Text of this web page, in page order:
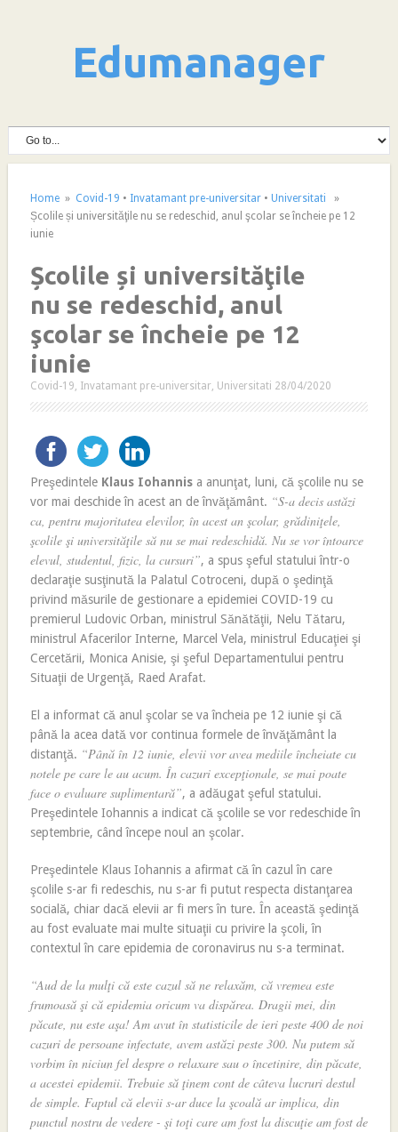
Edumanager
Home» Covid-19 • Invatamant pre-universitar• Universitati »
Școlile și universităţile nu se redeschid, anul şcolar se încheie pe 12
iunie
Școlile și universităţile
nu se redeschid, anul
şcolar se încheie pe 12
iunie
Covid-19, Invatamant pre-universitar, Universitati 28/04/2020
Preşedintele Klaus Iohannisa anunţat, luni, că şcolile nu se
vor mai deschide în acest an de învăţământ. “S-a decis astăzi
ca, pentru majoritatea elevilor, în acest an şcolar, grădiniţele,
şcolile şi universităţile să nu se mai redeschidă. Nu se vor întoarce
elevul, studentul, fizic, la cursuri”, a spus şeful statului într-o
declaraţie susţinută la Palatul Cotroceni, după o şedinţă
privind măsurile de gestionare a epidemiei COVID-19 cu
premierul Ludovic Orban, ministrul Sănătăţii, Nelu Tătaru,
ministrul Afacerilor Interne, Marcel Vela, ministrul Educaţiei şi
Cercetării, Monica Anisie, şi şeful Departamentului pentru
Situaţii de Urgenţă, Raed Arafat.
El a informat că anul şcolar se va încheia pe 12 iunie şi că
până la acea dată vor continua formele de învăţământ la
distanţă. “Până în 12 iunie, elevii vor avea mediile încheiate cu
notele pe care le au acum. În cazuri excepţionale, se mai poate
face o evaluare suplimentară”, a adăugat şeful statului.
Preşedintele Iohannis a indicat că şcolile se vor redeschide în
septembrie, când începe noul an şcolar.
Preşedintele Klaus Iohannis a afirmat că în cazul în care
şcolile s-ar fi redeschis, nu s-ar fi putut respecta distanţarea
socială, chiar dacă elevii ar fi mers în ture. În această şedinţă
au fost evaluate mai multe situaţii cu privire la şcoli, în
contextul în care epidemia de coronavirus nu s-a terminat.
“Aud de la mulţi că este cazul să ne relaxăm, că vremea este
frumoasă şi că epidemia oricum va dispărea. Dragii mei, din
păcate, nu este aşa! Am avut în statisticile de ieri peste 400 de noi
cazuri de persoane infectate, avem astăzi peste 300. Nu putem să
vorbim în niciun fel despre o relaxare sau o încetinire, din păcate,
a acestei epidemii. Trebuie să ţinem cont de câteva lucruri destul
de simple. Faptul că elevii s-ar duce la şcoală ar implica, din
punctul nostru de vedere - şi toţi care am fost la discuţie am fost de